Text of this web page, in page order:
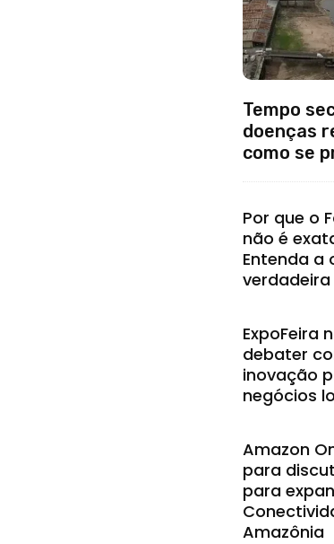
Tempo
doenças
como se
Por que o
não é
Entenda a
ExpoFeira
debater
inovação
negócios
Amazon
para
para
Amazônia